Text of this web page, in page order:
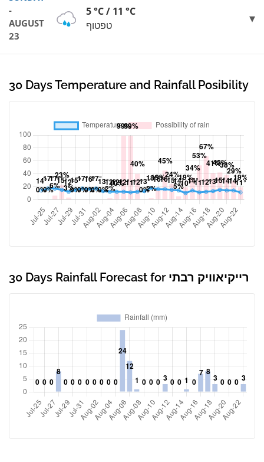
-
AUGUST
23
5 °C / 11 °C
טפטוף
30 Days Temperature and Rainfall Posibility
30 Days Rainfall Forecast for רייקיאוויק רבתי